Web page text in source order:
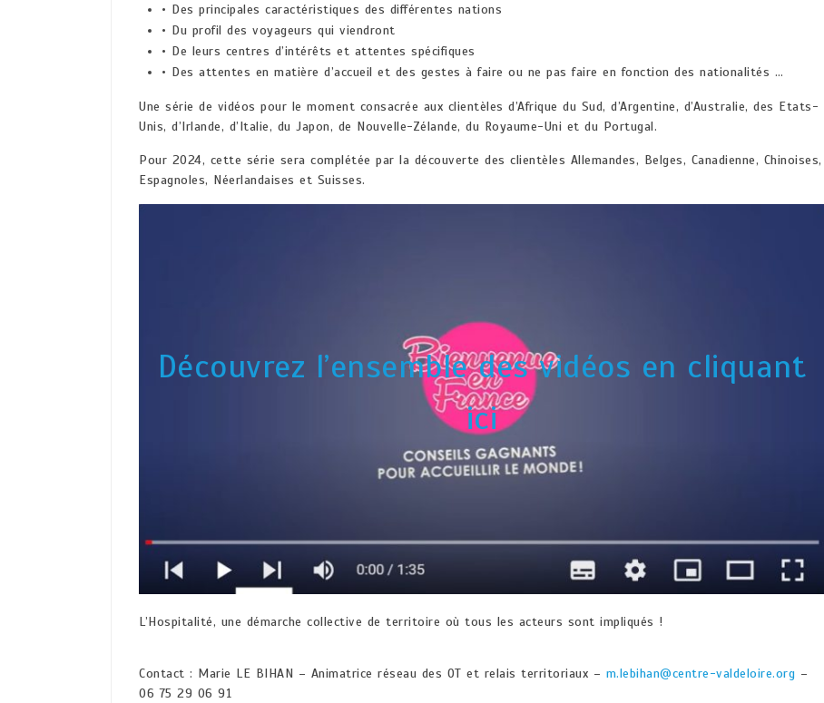
• Des principales caractéristiques des différentes nations
• Du profil des voyageurs qui viendront
• De leurs centres d’intérêts et attentes spécifiques
• Des attentes en matière d’accueil et des gestes à faire ou ne pas faire en fonction des nationalités …
Une série de vidéos pour le moment consacrée aux clientèles d’Afrique du Sud, d’Argentine, d’Australie, des Etats-
Unis, d’Irlande, d’Italie, du Japon, de Nouvelle-Zélande, du Royaume-Uni et du Portugal.
Pour 2024, cette série sera complétée par la découverte des clientèles Allemandes, Belges, Canadienne, Chinoises,
Espagnoles, Néerlandaises et Suisses.
Découvrez l’ensemble des vidéos en cliquant
ici
L’Hospitalité, une démarche collective de territoire où tous les acteurs sont impliqués !
Contact : Marie LE BIHAN – Animatrice réseau des OT et relais territoriaux – m.lebihan@centre-valdeloire.org –
06 75 29 06 91